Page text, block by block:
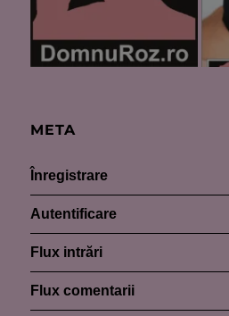
META
Înregistrare
Autentificare
Flux intrări
Flux comentarii